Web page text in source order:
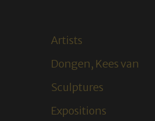
Artists
Dongen, Kees van
Sculptures
Expositions